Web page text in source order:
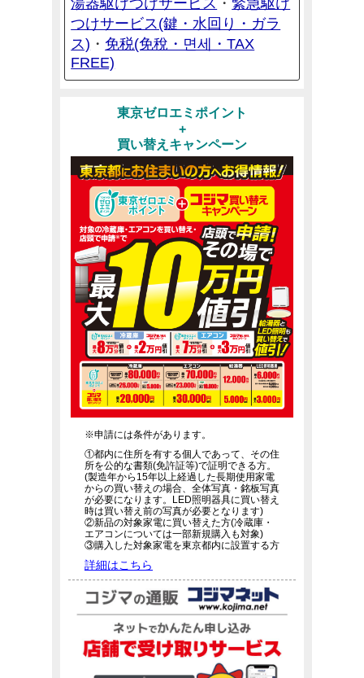
・
つけサービス(鍵・水回り・ガラ
ス) ・ 免税(免稅・면세・TAX
FREE)
東京ゼロエミポイント
+
買い替えキャンペーン
※申請には条件があります。
①都内に住所を有する個人であって、その住
所を公的な書類(免許証等)で証明できる方。
(製造年から15年以上経過した長期使用家電
からの買い替えの場合、全体写真・銘板写真
が必要になります。LED照明器具に買い替え
時は買い替え前の写真が必要となります)
②新品の対象家電に買い替えた方(冷蔵庫・
エアコンについては一部新規購入も対象)
③購入した対象家電を東京都内に設置する方
詳細はこちら